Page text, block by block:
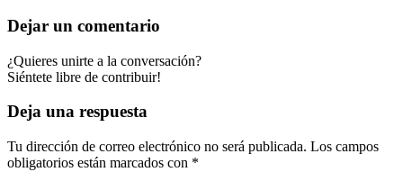
Dejar un comentario
¿Quieres unirte a la conversación?
Siéntete libre de contribuir!
Deja una respuesta
Tu dirección de correo electrónico no será publicada. Los campos
obligatorios están marcados con *